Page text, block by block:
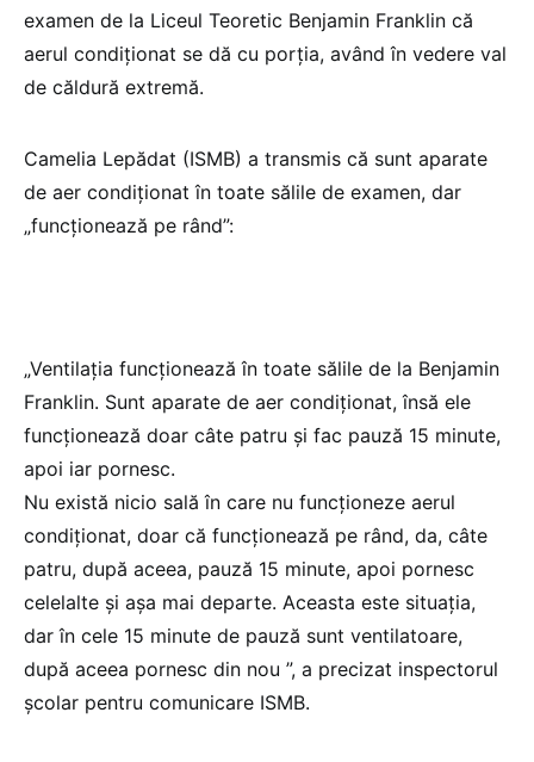
examen de la Liceul Teoretic Benjamin Franklin că
aerul condiționat se dă cu porția, având în vedere val
de căldură extremă.
Camelia Lepădat (ISMB) a transmis că sunt aparate
de aer condiționat în toate sălile de examen, dar
„funcționează pe rând”:
„Ventilația funcționează în toate sălile de la Benjamin
Franklin. Sunt aparate de aer condiționat, însă ele
funcționează doar câte patru și fac pauză 15 minute,
apoi iar pornesc.
Nu există nicio sală în care nu funcționeze aerul
condiționat, doar că funcționează pe rând, da, câte
patru, după aceea, pauză 15 minute, apoi pornesc
celelalte și așa mai departe. Aceasta este situația,
dar în cele 15 minute de pauză sunt ventilatoare,
după aceea pornesc din nou ”, a precizat inspectorul
școlar pentru comunicare ISMB.